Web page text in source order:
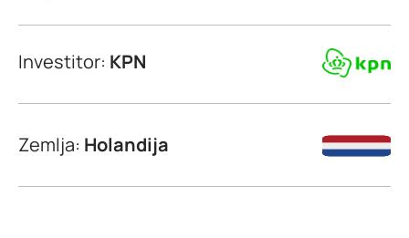
Investitor: KPN
Zemlja: Holandija